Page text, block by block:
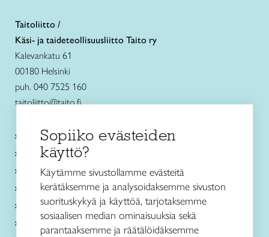
Taitoliitto /
Käsi- ja taideteollisuusliitto Taito ry
Kalevankatu 61
00180 Helsinki
puh. 040 7525 160
taitoliitto@taito.fi
Käsityökurssit ja koulutus
Ajankohtaista
Käsityöohjeet
Me olemme Taito
Paikallinen toiminta
Verkkokaupat
Sopiiko evästeiden
käyttö?
Käytämme sivustollamme evästeitä
kerätäksemme ja analysoidaksemme sivuston
suorituskykyä ja käyttöä, tarjotaksemme
sosiaalisen median ominaisuuksia sekä
parantaaksemme ja räätälöidäksemme